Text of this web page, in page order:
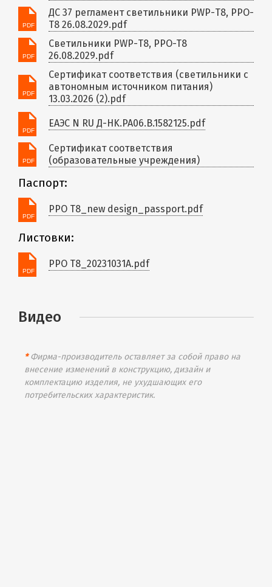
ДС 37 регламент светильники PWP-Т8, PPO-
T8 26.08.2029.pdf
Светильники PWP-Т8, PPO-T8
26.08.2029.pdf
Сертификат соответствия (светильники с
автономным источником питания)
13.03.2026 (2).pdf
ЕАЭС N RU Д-HK.РА06.В.1582125.pdf
Сертификат соответствия
(образовательные учреждения)
Паспорт:
PPO T8_new design_passport.pdf
Листовки:
PPO T8_20231031A.pdf
Видео
*Фирма-производитель оставляет за собой право на
внесение изменений в конструкцию, дизайн и
комплектацию изделия, не ухудшающих его
потребительских характеристик.